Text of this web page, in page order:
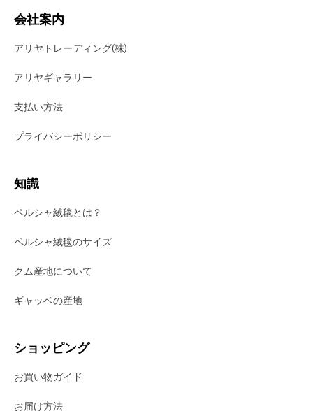
会社案内
アリヤトレーディング(株)
アリヤギャラリー
支払い方法
プライバシーポリシー
知識
ペルシャ絨毯とは？
ペルシャ絨毯のサイズ
クム産地について
ギャッベの産地
ショッピング
お買い物ガイド
お届け方法